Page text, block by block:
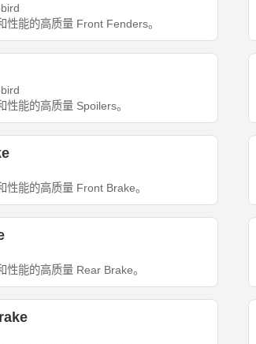
性能的高质量 Front Fenders。
性能的高质量 Spoilers。
性能的高质量 Front Brake。
性能的高质量 Rear Brake。